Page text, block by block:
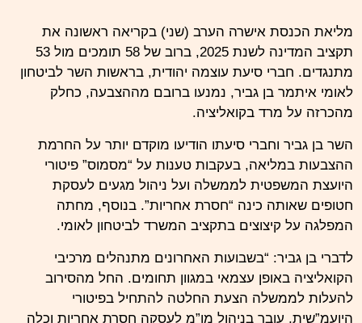
מליאת הכנסת אישרה הערב (שני) בקריאה ראשונה את
תקציב המדינה לשנת 2025, ברוב של 58 תומכים מול 53
מתנגדים. חברי סיעת עוצמה יהודית, בראשות השר לביטחון
לאומי איתמר בן גביר, נמנעו ברובם מההצבעה, כחלק
מהכרזה על מרד בקואליציה.
השר בן גביר וחברי סיעתו הודיעו מוקדם יותר על החרמת
ההצבעות במליאה, בעקבות טענות על “מסמוס” פיטורי
היועצת המשפטית לממשלה ועל ניהול מגעים לעסקת
חטופים שאותה כינה “חסרת אחריות”. בנוסף, מחתה
המפלגה על קיצוצים בתקציב המשרד לביטחון לאומי.
לדברי בן גביר: “בשבועות האחרונים מתנהלים מרכיבי
הקואליציה באופן עצמאי במגוון תחומים. החל מהסירוב
להעלות לממשלה הצעת החלטה להתחיל בפיטורי
היועמ”שית, עובר בניהול מו”מ לעסקה חסרת אחריות וכלה